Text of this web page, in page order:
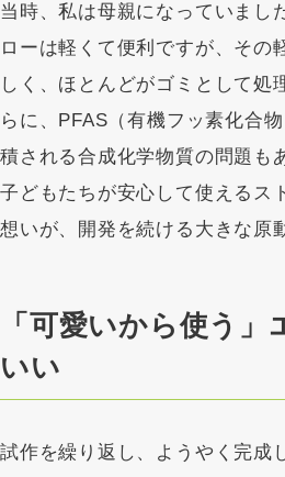
当時、私は母親になっていまし
ローは軽くて便利ですが、その
しく、ほとんどがゴミとして処
らに、PFAS（有機フッ素化合
積される合成化学物質の問題も
子どもたちが安心して使えるス
想いが、開発を続ける大きな原
「可愛いから使う
いい
試作を繰り返し、ようやく完成